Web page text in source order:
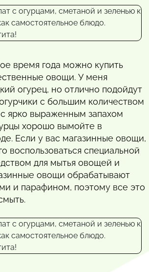
время года можно купить
овощи. У меня
огурец, но отлично подойдут
с большим количеством
ярко выраженным запахом
хорошо вымойте в
Если у вас магазинные овощи,
воспользоваться специальной
для мытья овощей и
овощи обрабатывают
и парафином, поэтому все это